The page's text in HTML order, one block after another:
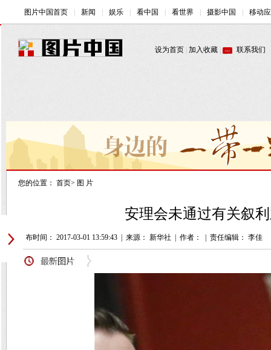
您的位置： 首页> 图 片
安理会未通过有关叙
发布时间： 2017-03-01 13:59:43 来源： 新华社 作者： 责任编辑： 李佳